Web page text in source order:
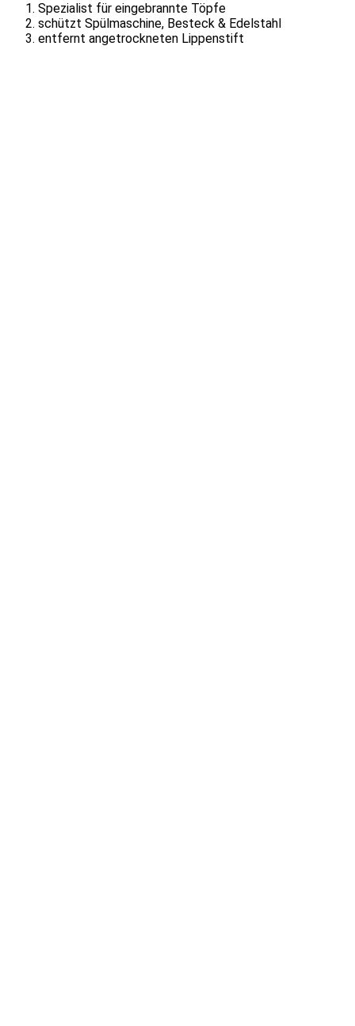
Spezialist für eingebrannte Töpfe
schützt Spülmaschine, Besteck & Edelstahl
entfernt angetrockneten Lippenstift